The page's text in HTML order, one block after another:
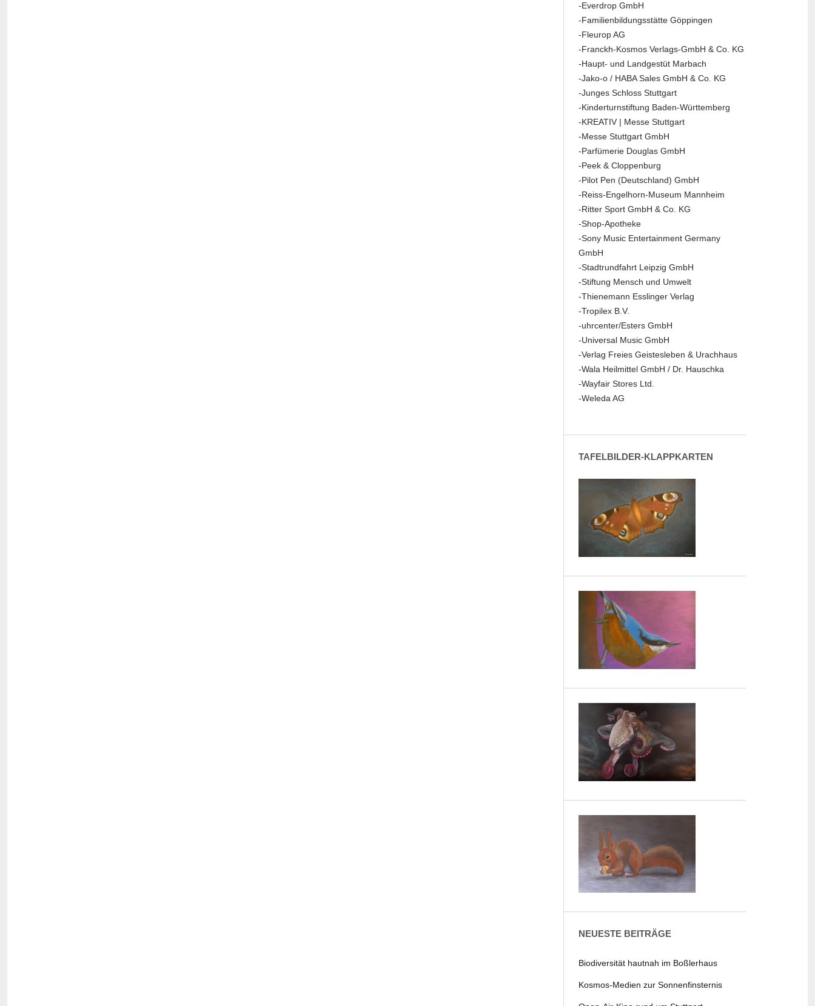
-Everdrop GmbH
-Familienbildungsstätte Göppingen
-Fleurop AG
-Franckh-Kosmos Verlags-GmbH & Co. KG
-Haupt- und Landgestüt Marbach
-Jako-o / HABA Sales GmbH & Co. KG
-Junges Schloss Stuttgart
-Kinderturnstiftung Baden-Württemberg
-KREATIV | Messe Stuttgart
-Messe Stuttgart GmbH
-Parfümerie Douglas GmbH
-Peek & Cloppenburg
-Pilot Pen (Deutschland) GmbH
-Reiss-Engelhorn-Museum Mannheim
-Ritter Sport GmbH & Co. KG
-Shop-Apotheke
-Sony Music Entertainment Germany
GmbH
-Stadtrundfahrt Leipzig GmbH
-Stiftung Mensch und Umwelt
-Thienemann Esslinger Verlag
-Tropilex B.V.
-uhrcenter/Esters GmbH
-Universal Music GmbH
-Verlag Freies Geistesleben & Urachhaus
-Wala Heilmittel GmbH / Dr. Hauschka
-Wayfair Stores Ltd.
-Weleda AG
TAFELBILDER-KLAPPKARTEN
NEUESTE BEITRÄGE
Biodiversität hautnah im Boßlerhaus
Kosmos-Medien zur Sonnenfinsternis